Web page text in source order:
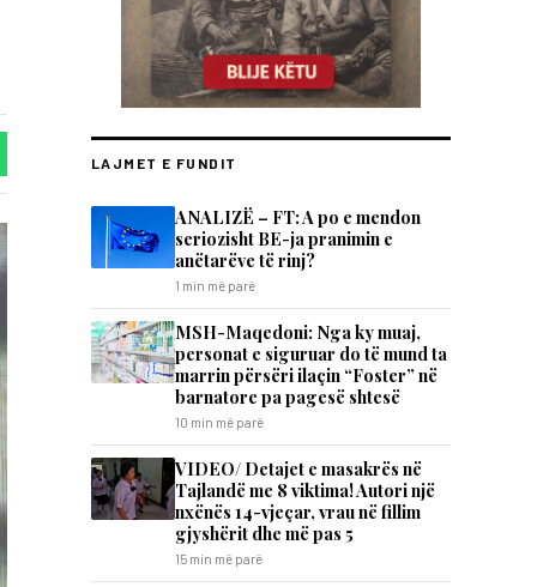
LAJMET E FUNDIT
ANALIZË – FT: A po e mendon
seriozisht BE-ja pranimin e
anëtarëve të rinj?
1 min më parë
MSH-Maqedoni: Nga ky muaj,
personat e siguruar do të mund ta
marrin përsëri ilaçin “Foster” në
barnatore pa pagesë shtesë
10 min më parë
VIDEO/ Detajet e masakrës në
Tajlandë me 8 viktima! Autori një
nxënës 14-vjeçar, vrau në fillim
gjyshërit dhe më pas 5
15 min më parë